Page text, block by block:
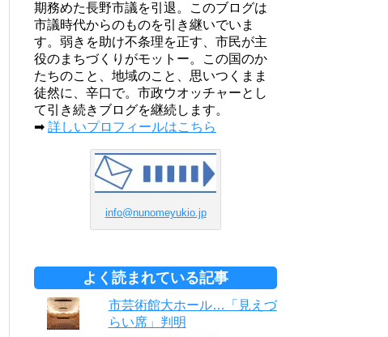
期務めた長野市議を引退。このブログは
市議時代からのものを引き継いでいま
す。弱きを助け不条理を正す、市民が主
役のまちづくりがモットー。この国のか
たちのこと、地域のこと、思いつくまま
徒然に、辛口で。市政ウオッチャーとし
て引き続きブログを継続します。
➡ 詳しいプロフィールはこちら
info@nunomeyukio.jp
よく読まれている記事
市芸術館大ホール…「見えづ
らい席」判明